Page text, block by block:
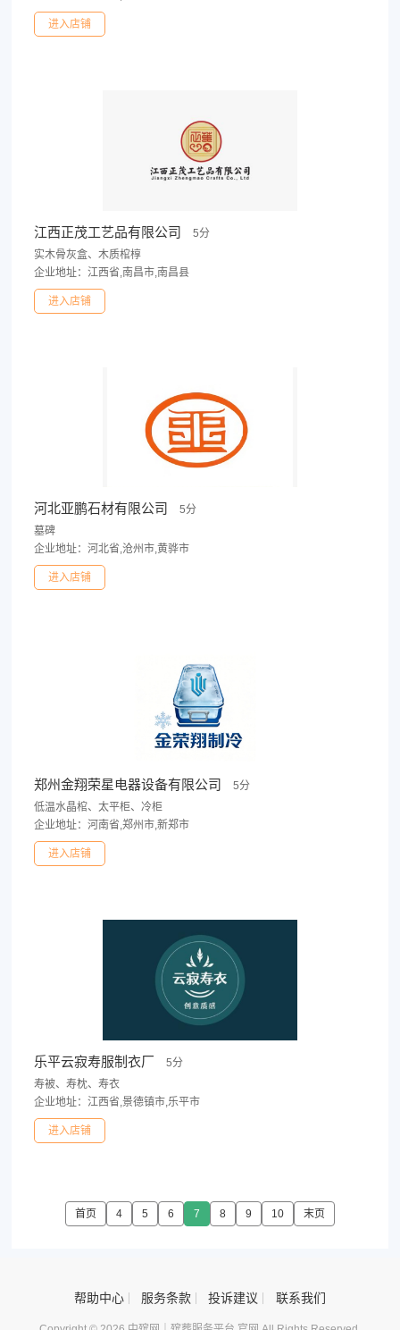
进入店铺
江西正茂工艺品有限公司
5分
实木骨灰盒、木质棺椁
企业地址：江西省,南昌市,南昌县
进入店铺
河北亚鹏石材有限公司
5分
墓碑
企业地址：河北省,沧州市,黄骅市
进入店铺
郑州金翔荣星电器设备有限公司
5分
低温水晶棺、太平柜、冷柜
企业地址：河南省,郑州市,新郑市
进入店铺
乐平云寂寿服制衣厂
5分
寿被、寿枕、寿衣
企业地址：江西省,景德镇市,乐平市
进入店铺
首页 4 5 6 7 8 9 10 末页
帮助中心 服务条款 投诉建议 联系我们